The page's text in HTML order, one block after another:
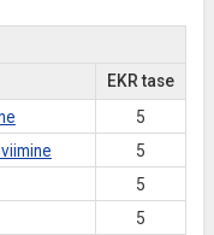
EKR tase
5
5
5
5